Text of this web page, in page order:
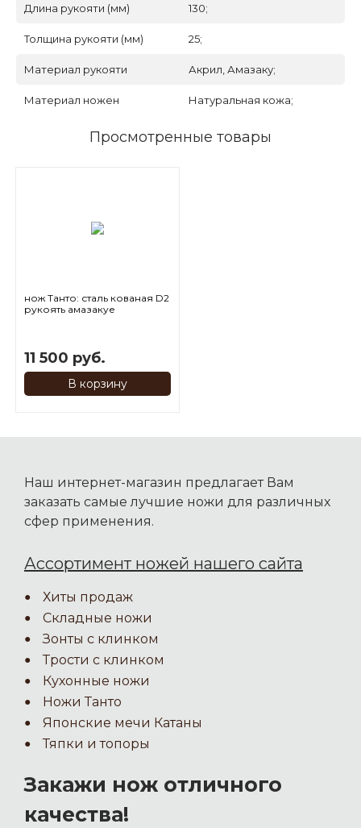
Длина рукояти (мм) 130;
Толщина рукояти (мм) 25;
Материал рукояти Акрил, Амазаку;
Материал ножен Натуральная кожа;
Просмотренные товары
нож Танто: сталь кованая D2
рукоять амазакуе
11 500 руб.
В корзину
Наш интернет-магазин предлагает Вам
заказать самые лучшие ножи для различных
сфер применения.
Ассортимент ножей нашего сайта
Хиты продаж
Складные ножи
Зонты с клинком
Трости с клинком
Кухонные ножи
Ножи Танто
Японские мечи Катаны
Тяпки и топоры
Закажи нож отличного
качества!